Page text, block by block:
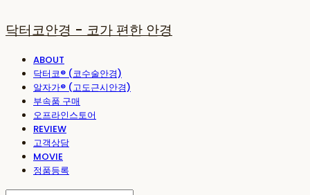
닥터코안경 - 코가 편한 안경
ABOUT
닥터코® (코수술안경)
알자가® (고도근시안경)
부속품 구매
오프라인스토어
REVIEW
고객상담
MOVIE
정품등록